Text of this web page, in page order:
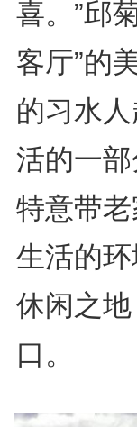
喜。”邱
客厅”的
的习水
活的一
特意带
生活的
休闲之
口。